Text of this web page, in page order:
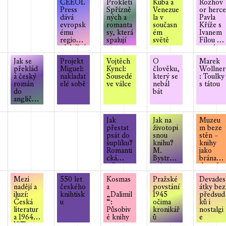
CEEOL
Press
dává
evropsk
ému
regionu
hlas
Prokletí
Spřízně
ných a
romanta
sy, která
spalují
Kuba a
Venezue
la v
současn
ém
světě
Rozhov
or herce
Pavla
Kříže s
Ivanem
Fílou o
Tisíc očí
Jak se
překlád
á český
román
do
angličtin
Projekt
Miguel:
nakladat
elé sobě
Vojtěch
Kyncl:
Sousedé
ve válce
O
člověku,
který se
nebál
bát
Marek
Wollner
: Toulky
s tátou
Jak
přestat
psát do
šuplíku?
Romanti
cká
Jak na
životopi
snou
knihu?
M.
Bystrov
V+W
Muzeu
m beze
stěn –
knihy
jako
brána
muzeí
Mezi
nadějí a
iluzí:
Česká
literatur
a 1964-
550 let
českého
knihtisk
u
Kosmas
a
„Dalimil
“:
Působiv
é knihy
Pražské
povstání
1945
očima
kronikář
ů
Devades
átky bez
předsud
ků i
nostalgi
e